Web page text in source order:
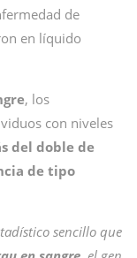
de
en líquido
, los
con niveles
del doble de
de tipo
sencillo que